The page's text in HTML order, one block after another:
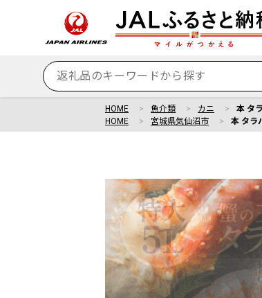
HOME 魚介類 カニ
本 タ
HOME
宮城県気仙沼市 本 タラ